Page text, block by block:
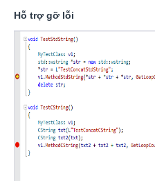
Hỗ trợ gỡ lỗi